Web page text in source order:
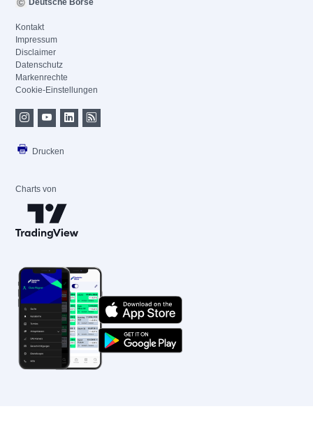
Deutsche Börse
Kontakt
Impressum
Disclaimer
Datenschutz
Markenrechte
Cookie-Einstellungen
Drucken
Charts von